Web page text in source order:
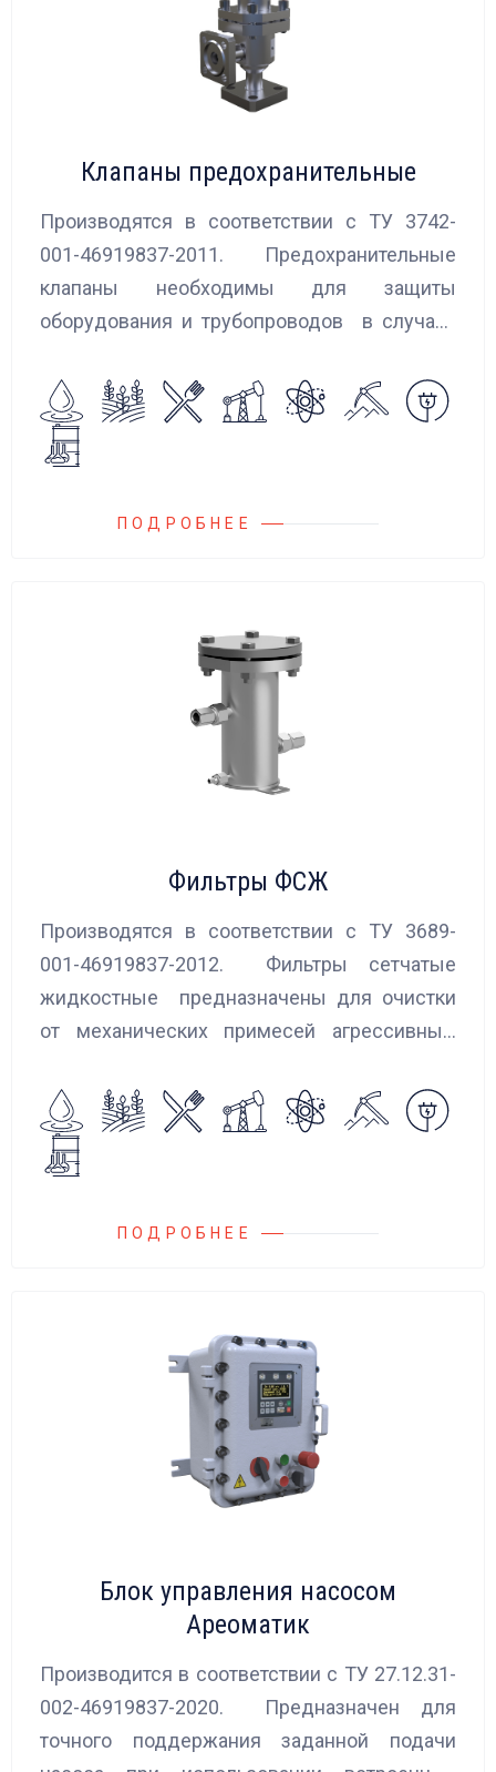
Клапаны предохранительные
Производятся в соответствии с ТУ 3742-
001-46919837-2011. Предохранительные
клапаны необходимы для защиты
оборудования и трубопроводов в случаях
сброса среды в систему низкого давления.
ПОДРОБНЕЕ
Фильтры ФСЖ
Производятся в соответствии с ТУ 3689-
001-46919837-2012. Фильтры сетчатые
жидкостные предназначены для очистки
от механических примесей агрессивных,
и суспензий. Фильтры устанавливаются
на всасывающих линиях дозировочных
насосных агрегатов и установок.
ПОДРОБНЕЕ
Блок управления насосом
Ареоматик
Производится в соответствии с ТУ 27.12.31-
002-46919837-2020. Предназначен для
точного поддержания заданной подачи